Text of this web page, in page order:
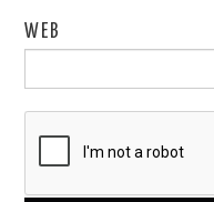
WEB